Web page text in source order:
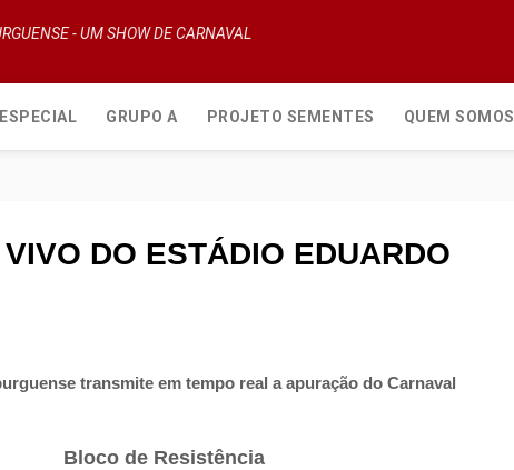
- UM SHOW DE CARNAVAL
GRUPO A PROJETO SEMENTES QUEM SOMOS
DO ESTÁDIO EDUARDO
transmite em tempo real a apuração do Carnaval
Bloco de Resistência